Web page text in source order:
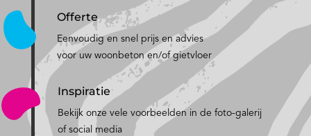
Offerte
Eenvoudig en snel prijs en advies
voor uw woonbeton en/of gietvloer
Inspiratie
Bekijk onze vele voorbeelden in de foto-galerij
of social media